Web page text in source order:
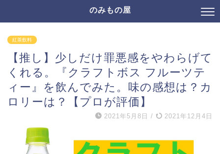
のみもの屋
紅茶飲料
【推し】少しだけ罪悪感をやわらげて
くれる。『クラフトボス フルーツテ
ィー』を飲んでみた。味の感想は？カ
ロリーは？【プロが評価】
2021年5月8日 / 2021年12月4日